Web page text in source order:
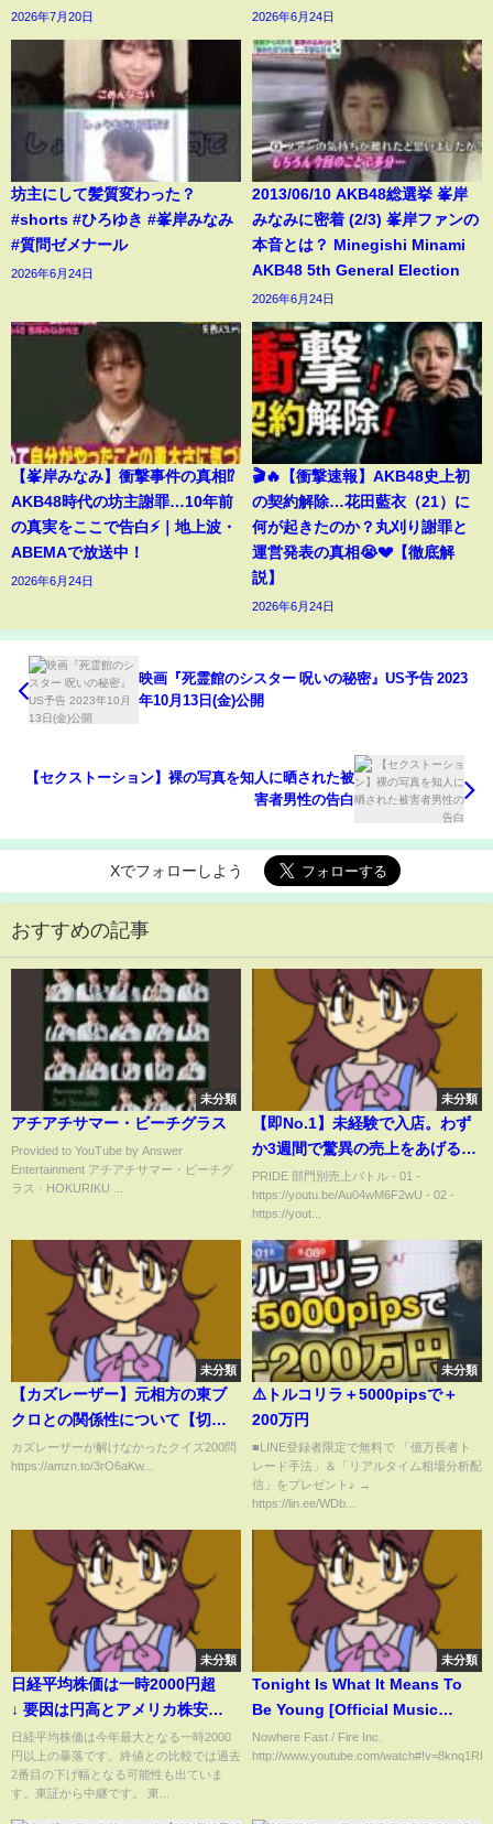
2026年7月20日 2026年6月24日
坊主にして髪質変わった？
#shorts #ひろゆき #峯岸みなみ
#質問ゼメナール
2026年6月24日
2013/06/10 AKB48総選挙 峯岸
みなみに密着 (2/3) 峯岸ファンの
本音とは？ Minegishi Minami
AKB48 5th General Election
2026年6月24日
【峯岸みなみ】衝撃事件の真相⁉️
AKB48時代の坊主謝罪…10年前
の真実をここで告白⚡️｜地上波・
ABEMAで放送中！
2026年6月24日
🎬🔥【衝撃速報】AKB48史上初
の契約解除…花田藍衣（21）に
何が起きたのか？丸刈り謝罪と
運営発表の真相😭💔【徹底解
説】
2026年6月24日
映画『死霊館のシスター 呪いの秘密』US予告 2023
年10月13日(金)公開
【セクストーション】裸の写真を知人に晒された被
害者男性の告白
Xでフォローしよう
おすすめの記事
未分類
アチアチサマー・ビーチグラス
Provided to YouTube by Answer
Entertainment アチアチサマー・ビーチグ
ラス · HOKURIKU ...
未分類
【即No.1】未経験で入店。わず
か3週間で驚異の売上をあげる謎
の新人ホストに迫る。
[GRACE/PRIDE 売上対決]
PRIDE 部門別売上バトル - 01 -
https://youtu.be/Au04wM6F2wU - 02 -
https://yout...
未分類
【カズレーザー】元相方の東ブ
クロとの関係性について【切り
抜き】
カズレーザーが解けなかったクイズ200問
https://amzn.to/3rO6aKw...
未分類
⚠️トルコリラ＋5000pipsで＋
200万円
■LINE登録者限定で無料で 「億万長者ト
レード手法」＆「リアルタイム相場分析配
信」をプレゼント♪ →
https://lin.ee/WDb...
未分類
日経平均株価は一時2000円超
↓ 要因は円高とアメリカ株安
の“ダブルパンチ”｜
TBS NEWS DIG
日経平均株価は今年最大となる一時2000
円以上の暴落です。終値との比較では過去
2番目の下げ幅となる可能性も出ていま
す。東証から中継です。 東...
未分類
Tonight Is What It Means To
Be Young [Official Music
Video] (Fire Inc.)
Nowhere Fast / Fire Inc.
http://www.youtube.com/